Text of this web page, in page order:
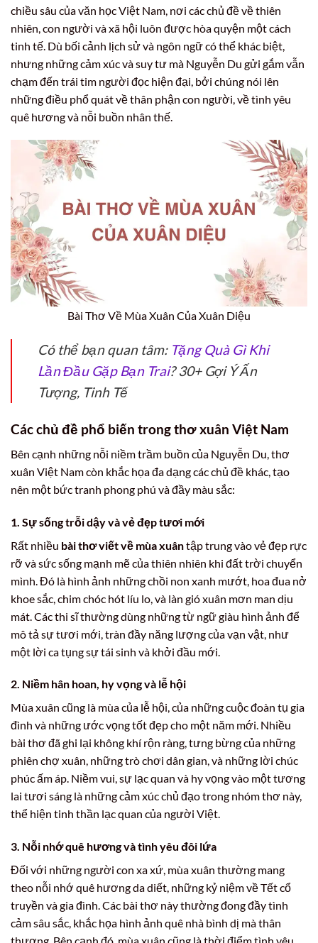
chiều sâu của văn học Việt Nam, nơi các chủ đề về thiên
nhiên, con người và xã hội luôn được hòa quyện một cách
tinh tế. Dù bối cảnh lịch sử và ngôn ngữ có thể khác biệt,
nhưng những cảm xúc và suy tư mà Nguyễn Du gửi gắm vẫn
chạm đến trái tim người đọc hiện đại, bởi chúng nói lên
những điều phổ quát về thân phận con người, về tình yêu
quê hương và nỗi buồn nhân thế.
Bài Thơ Về Mùa Xuân Của Xuân Diệu
Có thể bạn quan tâm: Tặng Quà Gì Khi
Lần Đầu Gặp Bạn Trai? 30+ Gợi Ý Ấn
Tượng, Tinh Tế
Các chủ đề phổ biến trong thơ xuân Việt Nam
Bên cạnh những nỗi niềm trầm buồn của Nguyễn Du, thơ
xuân Việt Nam còn khắc họa đa dạng các chủ đề khác, tạo
nên một bức tranh phong phú và đầy màu sắc:
1. Sự sống trỗi dậy và vẻ đẹp tươi mới
Rất nhiều bài thơ viết về mùa xuântập trung vào vẻ đẹp rực
rỡ và sức sống mạnh mẽ của thiên nhiên khi đất trời chuyển
mình. Đó là hình ảnh những chồi non xanh mướt, hoa đua nở
khoe sắc, chim chóc hót líu lo, và làn gió xuân mơn man dịu
mát. Các thi sĩ thường dùng những từ ngữ giàu hình ảnh để
mô tả sự tươi mới, tràn đầy năng lượng của vạn vật, như
một lời ca tụng sự tái sinh và khởi đầu mới.
2. Niềm hân hoan, hy vọng và lễ hội
Mùa xuân cũng là mùa của lễ hội, của những cuộc đoàn tụ gia
đình và những ước vọng tốt đẹp cho một năm mới. Nhiều
bài thơ đã ghi lại không khí rộn ràng, tưng bừng của những
phiên chợ xuân, những trò chơi dân gian, và những lời chúc
phúc ấm áp. Niềm vui, sự lạc quan và hy vọng vào một tương
lai tươi sáng là những cảm xúc chủ đạo trong nhóm thơ này,
thể hiện tinh thần lạc quan của người Việt.
3. Nỗi nhớ quê hương và tình yêu đôi lứa
Đối với những người con xa xứ, mùa xuân thường mang
theo nỗi nhớ quê hương da diết, những kỷ niệm về Tết cổ
truyền và gia đình. Các bài thơ này thường đong đầy tình
cảm sâu sắc, khắc họa hình ảnh quê nhà bình dị mà thân